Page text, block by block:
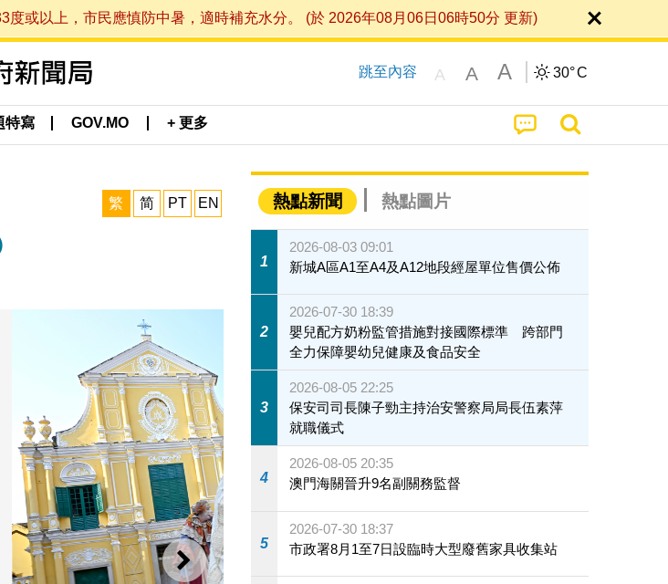
或以上，市民應慎防中暑，適時補充水分。 (於 2026年08月06日06時50分 更新)
跳至內容 A A A 30°C
特寫 GOV.MO + 更多
繁 简 PT EN
下一則
熱點新聞 熱點圖片
1
2026-08-03 09:01
新城A區A1至A4及A12地段經屋單位售價公佈
2
2026-07-30 18:39
嬰兒配方奶粉監管措施對接國際標準 跨部門
全力保障嬰幼兒健康及食品安全
3
2026-08-05 22:25
保安司司長陳子勁主持治安警察局局長伍素萍
就職儀式
4
2026-08-05 20:35
澳門海關晉升9名副關務監督
5
2026-07-30 18:37
市政署8月1至7日設臨時大型廢舊家具收集站